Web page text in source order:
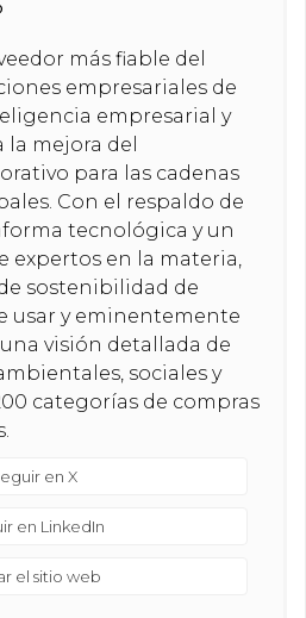
más fiable del
empresariales de
empresarial y
mejora del
para las cadenas
Con el respaldo de
tecnológica y un
expertos en la materia,
sostenibilidad de
usar y eminentemente
visión detallada de
sociales y
categorías de compras
en X
en LinkedIn
el sitio web